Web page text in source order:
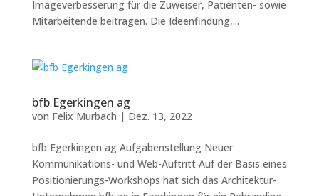
Imageverbesserung für die Zuweiser, Patienten- sowie
Mitarbeitende beitragen. Die Ideenfindung,...
bfb Egerkingen ag
von Felix Murbach | Dez. 13, 2022
bfb Egerkingen ag Aufgabenstellung Neuer
Kommunikations- und Web-Auftritt Auf der Basis eines
Positionierungs-Workshops hat sich das Architektur-